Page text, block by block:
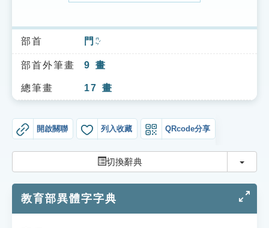
索引選單
知識索引
單字索引
貓頭鷹博士
部首 門 ㄇㄣˊ
部首外筆畫 9 畫
總筆畫 17 畫
開啟關聯 列入收藏 QRcode分享
切換辭典 切換
教育部異體字字典